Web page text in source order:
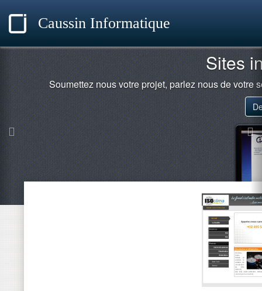
Caussin Informatique
Sites
Soumettez nous votre projet, parlez nous de votre